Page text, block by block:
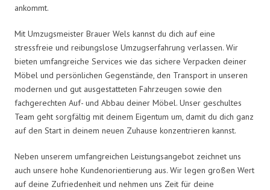
ankommt.
Mit Umzugsmeister Brauer Wels kannst du dich auf eine
stressfreie und reibungslose Umzugserfahrung verlassen. Wir
bieten umfangreiche Services wie das sichere Verpacken deiner
Möbel und persönlichen Gegenstände, den Transport in unseren
modernen und gut ausgestatteten Fahrzeugen sowie den
fachgerechten Auf- und Abbau deiner Möbel. Unser geschultes
Team geht sorgfältig mit deinem Eigentum um, damit du dich ganz
auf den Start in deinem neuen Zuhause konzentrieren kannst.
Neben unserem umfangreichen Leistungsangebot zeichnet uns
auch unsere hohe Kundenorientierung aus. Wir legen großen Wert
auf deine Zufriedenheit und nehmen uns Zeit für deine